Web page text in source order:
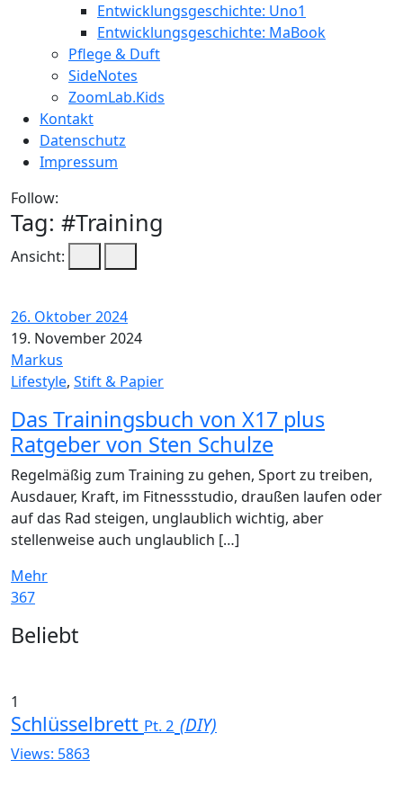
Entwicklungsgeschichte: Uno1
Entwicklungsgeschichte: MaBook
Pflege & Duft
SideNotes
ZoomLab.Kids
Kontakt
Datenschutz
Impressum
Follow:
Tag: #Training
Ansicht:
26. Oktober 2024
19. November 2024
Markus
Lifestyle, Stift & Papier
Das Trainingsbuch von X17 plus
Ratgeber von Sten Schulze
Regelmäßig zum Training zu gehen, Sport zu treiben,
Ausdauer, Kraft, im Fitnessstudio, draußen laufen oder
auf das Rad steigen, unglaublich wichtig, aber
stellenweise auch unglaublich […]
Mehr
367
Widgets
Beliebt
1
Schlüsselbrett Pt. 2 (DIY)
Views: 5863